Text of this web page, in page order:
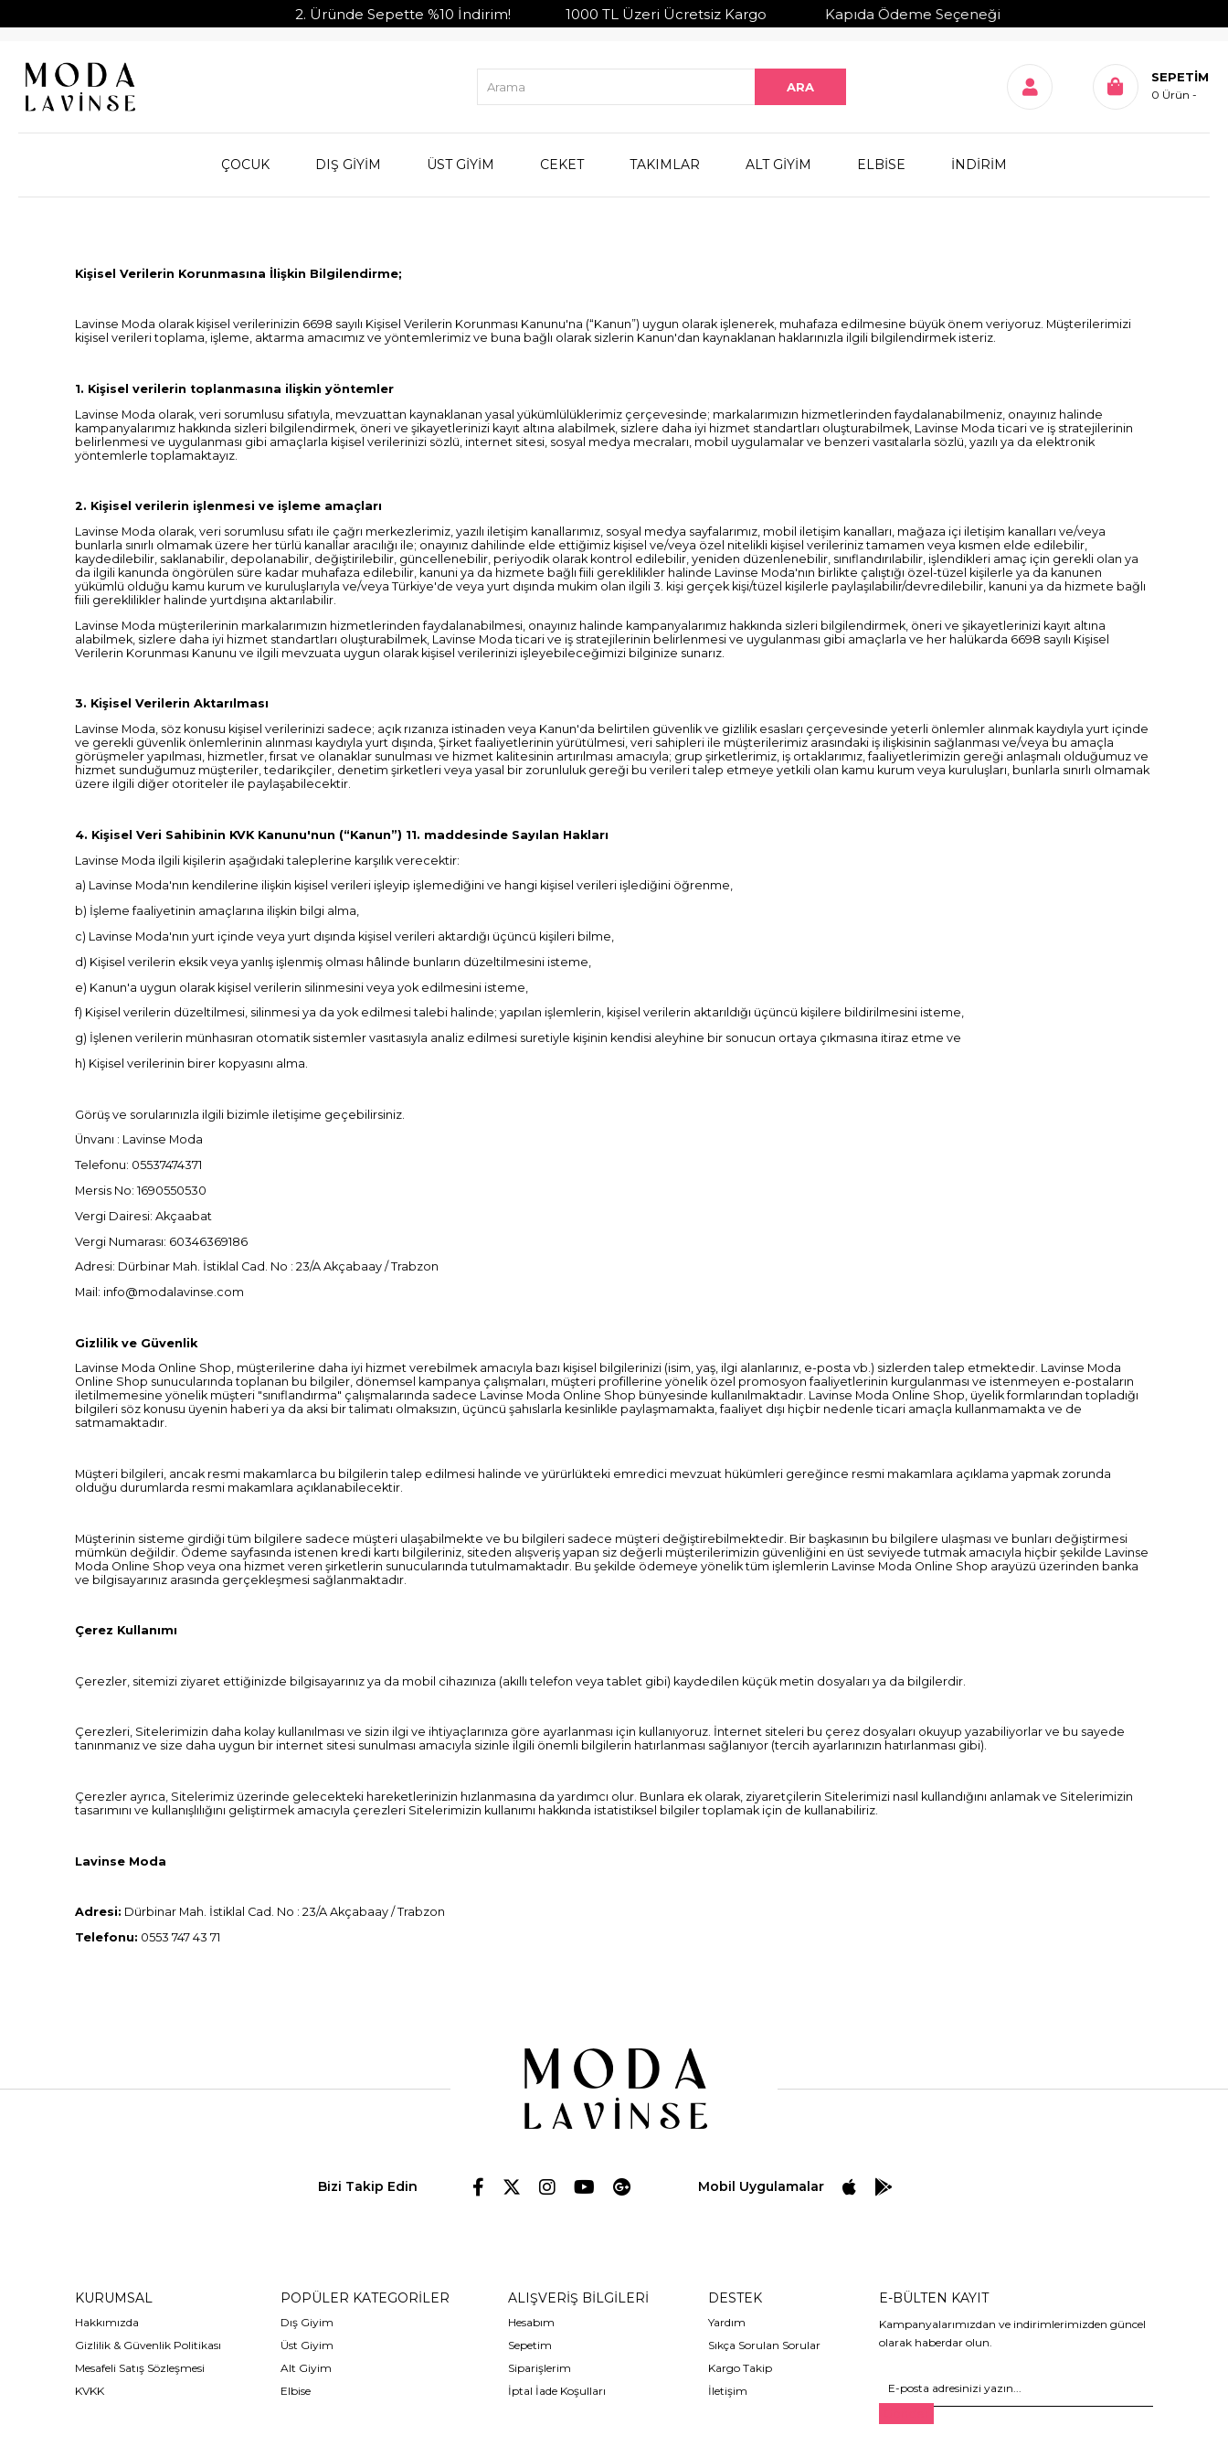
2. Üründe Sepette %10 İndirim! 1000 TL Üzeri Ücretsiz Kargo Kapıda Ödeme Seçeneği
SEPETIM
0 Ürün
ÇOCUK DIŞ GİYİM ÜST GİYİM CEKET TAKIMLAR ALT GİYİM ELBİSE İNDİRİM
Kişisel Verilerin Korunmasına İlişkin Bilgilendirme;
Lavinse Moda olarak kişisel verilerinizin 6698 sayılı Kişisel Verilerin Korunması Kanunu'na (“Kanun”) uygun olarak işlenerek, muhafaza edilmesine büyük önem veriyoruz. Müşterilerimizi
kişisel verileri toplama, işleme, aktarma amacımız ve yöntemlerimiz ve buna bağlı olarak sizlerin Kanun'dan kaynaklanan haklarınızla ilgili bilgilendirmek isteriz.
1. Kişisel verilerin toplanmasına ilişkin yöntemler
Lavinse Moda olarak, veri sorumlusu sıfatıyla, mevzuattan kaynaklanan yasal yükümlülüklerimiz çerçevesinde; markalarımızın hizmetlerinden faydalanabilmeniz, onayınız halinde
kampanyalarımız hakkında sizleri bilgilendirmek, öneri ve şikayetlerinizi kayıt altına alabilmek, sizlere daha iyi hizmet standartları oluşturabilmek, Lavinse Moda ticari ve iş stratejilerinin
belirlenmesi ve uygulanması gibi amaçlarla kişisel verilerinizi sözlü, internet sitesi, sosyal medya mecraları, mobil uygulamalar ve benzeri vasıtalarla sözlü, yazılı ya da elektronik
yöntemlerle toplamaktayız.
2. Kişisel verilerin işlenmesi ve işleme amaçları
Lavinse Moda olarak, veri sorumlusu sıfatı ile çağrı merkezlerimiz, yazılı iletişim kanallarımız, sosyal medya sayfalarımız, mobil iletişim kanalları, mağaza içi iletişim kanalları ve/veya
bunlarla sınırlı olmamak üzere her türlü kanallar aracılığı ile; onayınız dahilinde elde ettiğimiz kişisel ve/veya özel nitelikli kişisel verileriniz tamamen veya kısmen elde edilebilir,
kaydedilebilir, saklanabilir, depolanabilir, değiştirilebilir, güncellenebilir, periyodik olarak kontrol edilebilir, yeniden düzenlenebilir, sınıflandırılabilir, işlendikleri amaç için gerekli olan ya
da ilgili kanunda öngörülen süre kadar muhafaza edilebilir, kanuni ya da hizmete bağlı fiili gereklilikler halinde Lavinse Moda'nın birlikte çalıştığı özel-tüzel kişilerle ya da kanunen
yükümlü olduğu kamu kurum ve kuruluşlarıyla ve/veya Türkiye'de veya yurt dışında mukim olan ilgili 3. kişi gerçek kişi/tüzel kişilerle paylaşılabilir/devredilebilir, kanuni ya da hizmete bağlı
fiili gereklilikler halinde yurtdışına aktarılabilir.
Lavinse Moda müşterilerinin markalarımızın hizmetlerinden faydalanabilmesi, onayınız halinde kampanyalarımız hakkında sizleri bilgilendirmek, öneri ve şikayetlerinizi kayıt altına
alabilmek, sizlere daha iyi hizmet standartları oluşturabilmek, Lavinse Moda ticari ve iş stratejilerinin belirlenmesi ve uygulanması gibi amaçlarla ve her halükarda 6698 sayılı Kişisel
Verilerin Korunması Kanunu ve ilgili mevzuata uygun olarak kişisel verilerinizi işleyebileceğimizi bilginize sunarız.
3. Kişisel Verilerin Aktarılması
Lavinse Moda, söz konusu kişisel verilerinizi sadece; açık rızanıza istinaden veya Kanun'da belirtilen güvenlik ve gizlilik esasları çerçevesinde yeterli önlemler alınmak kaydıyla yurt içinde
ve gerekli güvenlik önlemlerinin alınması kaydıyla yurt dışında, Şirket faaliyetlerinin yürütülmesi, veri sahipleri ile müşterilerimiz arasındaki iş ilişkisinin sağlanması ve/veya bu amaçla
görüşmeler yapılması, hizmetler, fırsat ve olanaklar sunulması ve hizmet kalitesinin artırılması amacıyla; grup şirketlerimiz, iş ortaklarımız, faaliyetlerimizin gereği anlaşmalı olduğumuz ve
hizmet sunduğumuz müşteriler, tedarikçiler, denetim şirketleri veya yasal bir zorunluluk gereği bu verileri talep etmeye yetkili olan kamu kurum veya kuruluşları, bunlarla sınırlı olmamak
üzere ilgili diğer otoriteler ile paylaşabilecektir.
4. Kişisel Veri Sahibinin KVK Kanunu'nun (“Kanun”) 11. maddesinde Sayılan Hakları
Lavinse Moda ilgili kişilerin aşağıdaki taleplerine karşılık verecektir:
a) Lavinse Moda'nın kendilerine ilişkin kişisel verileri işleyip işlemediğini ve hangi kişisel verileri işlediğini öğrenme,
b) İşleme faaliyetinin amaçlarına ilişkin bilgi alma,
c) Lavinse Moda'nın yurt içinde veya yurt dışında kişisel verileri aktardığı üçüncü kişileri bilme,
d) Kişisel verilerin eksik veya yanlış işlenmiş olması hâlinde bunların düzeltilmesini isteme,
e) Kanun'a uygun olarak kişisel verilerin silinmesini veya yok edilmesini isteme,
f) Kişisel verilerin düzeltilmesi, silinmesi ya da yok edilmesi talebi halinde; yapılan işlemlerin, kişisel verilerin aktarıldığı üçüncü kişilere bildirilmesini isteme,
g) İşlenen verilerin münhasıran otomatik sistemler vasıtasıyla analiz edilmesi suretiyle kişinin kendisi aleyhine bir sonucun ortaya çıkmasına itiraz etme ve
h) Kişisel verilerinin birer kopyasını alma.
Görüş ve sorularınızla ilgili bizimle iletişime geçebilirsiniz.
Ünvanı : Lavinse Moda
Telefonu: 05537474371
Mersis No: 1690550530
Vergi Dairesi: Akçaabat
Vergi Numarası: 60346369186
Adresi: Dürbinar Mah. İstiklal Cad. No : 23/A Akçabaay / Trabzon
Mail: info@modalavinse.com
Gizlilik ve Güvenlik
Lavinse Moda Online Shop, müşterilerine daha iyi hizmet verebilmek amacıyla bazı kişisel bilgilerinizi (isim, yaş, ilgi alanlarınız, e-posta vb.) sizlerden talep etmektedir. Lavinse Moda
Online Shop sunucularında toplanan bu bilgiler, dönemsel kampanya çalışmaları, müşteri profillerine yönelik özel promosyon faaliyetlerinin kurgulanması ve istenmeyen e-postaların
iletilmemesine yönelik müşteri "sınıflandırma" çalışmalarında sadece Lavinse Moda Online Shop bünyesinde kullanılmaktadır. Lavinse Moda Online Shop, üyelik formlarından topladığı
bilgileri söz konusu üyenin haberi ya da aksi bir talimatı olmaksızın, üçüncü şahıslarla kesinlikle paylaşmamakta, faaliyet dışı hiçbir nedenle ticari amaçla kullanmamakta ve de
satmamaktadır.
Müşteri bilgileri, ancak resmi makamlarca bu bilgilerin talep edilmesi halinde ve yürürlükteki emredici mevzuat hükümleri gereğince resmi makamlara açıklama yapmak zorunda
olduğu durumlarda resmi makamlara açıklanabilecektir.
Müşterinin sisteme girdiği tüm bilgilere sadece müşteri ulaşabilmekte ve bu bilgileri sadece müşteri değiştirebilmektedir. Bir başkasının bu bilgilere ulaşması ve bunları değiştirmesi
mümkün değildir. Ödeme sayfasında istenen kredi kartı bilgileriniz, siteden alışveriş yapan siz değerli müşterilerimizin güvenliğini en üst seviyede tutmak amacıyla hiçbir şekilde Lavinse
Moda Online Shop veya ona hizmet veren şirketlerin sunucularında tutulmamaktadır. Bu şekilde ödemeye yönelik tüm işlemlerin Lavinse Moda Online Shop arayüzü üzerinden banka
ve bilgisayarınız arasında gerçekleşmesi sağlanmaktadır.
Çerez Kullanımı
Çerezler, sitemizi ziyaret ettiğinizde bilgisayarınız ya da mobil cihazınıza (akıllı telefon veya tablet gibi) kaydedilen küçük metin dosyaları ya da bilgilerdir.
Çerezleri, Sitelerimizin daha kolay kullanılması ve sizin ilgi ve ihtiyaçlarınıza göre ayarlanması için kullanıyoruz. İnternet siteleri bu çerez dosyaları okuyup yazabiliyorlar ve bu sayede
tanınmanız ve size daha uygun bir internet sitesi sunulması amacıyla sizinle ilgili önemli bilgilerin hatırlanması sağlanıyor (tercih ayarlarınızın hatırlanması gibi).
Çerezler ayrıca, Sitelerimiz üzerinde gelecekteki hareketlerinizin hızlanmasına da yardımcı olur. Bunlara ek olarak, ziyaretçilerin Sitelerimizi nasıl kullandığını anlamak ve Sitelerimizin
tasarımını ve kullanışlılığını geliştirmek amacıyla çerezleri Sitelerimizin kullanımı hakkında istatistiksel bilgiler toplamak için de kullanabiliriz.
Lavinse Moda
Adresi: Dürbinar Mah. İstiklal Cad. No : 23/A Akçabaay / Trabzon
Telefonu: 0553 747 43 71
Bizi Takip Edin Mobil Uygulamalar
KURUMSAL
Hakkımızda
Gizlilik & Güvenlik Politikası
Mesafeli Satış Sözleşmesi
KVKK
POPÜLER KATEGORİLER
Dış Giyim
Üst Giyim
Alt Giyim
Elbise
ALIŞVERİŞ BİLGİLERİ
Hesabım
Sepetim
Siparişlerim
İptal İade Koşulları
DESTEK
Yardım
Sıkça Sorulan Sorular
Kargo Takip
İletişim
E-BÜLTEN KAYIT
Kampanyalarımızdan ve indirimlerimizden güncel
olarak haberdar olun.